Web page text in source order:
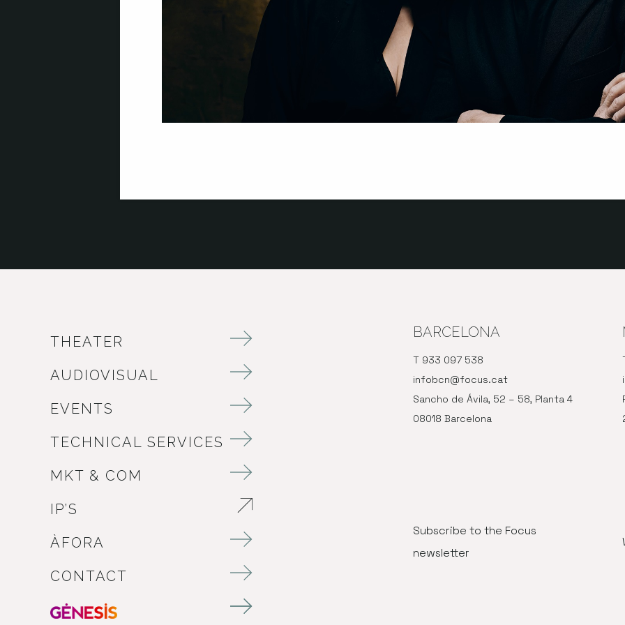
THEATER
AUDIOVISUAL
EVENTS
TECHNICAL SERVICES
MKT & COM
IP’S
ÀFORA
CONTACT
BARCELONA
T 933 097 538
infobcn@focus.cat
Sancho de Ávila, 52 – 58, Planta 4
08018 Barcelona
Subscribe to the Focus
newsletter